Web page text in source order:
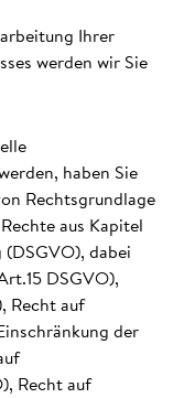
Ihrer
werden wir Sie
haben Sie
Rechtsgrundlage
aus Kapitel
dabei
DSGVO),
Recht auf
der
Recht auf